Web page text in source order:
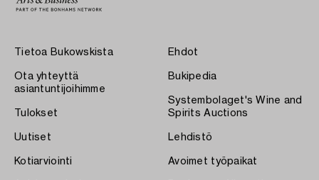
Tietoa Bukowskista
Ota yhteyttä
asiantuntijoihimme
Tulokset
Uutiset
Kotiarviointi
Ehdot
Bukipedia
Systembolaget's Wine and
Spirits Auctions
Lehdistö
Avoimet työpaikat